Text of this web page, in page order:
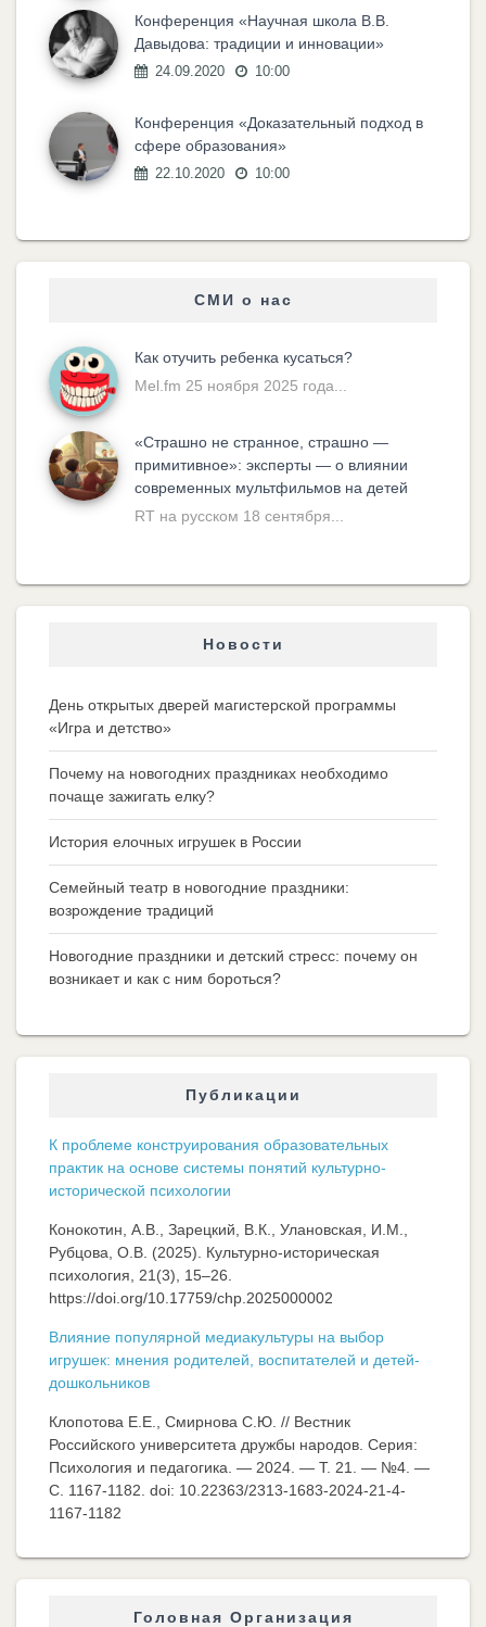
Конференция «Научная школа В.В.
Давыдова: традиции и инновации»
24.09.2020 10:00
Конференция «Доказательный подход в
сфере образования»
22.10.2020 10:00
СМИ о нас
Как отучить ребенка кусаться?
Mel.fm 25 ноября 2025 года...
«Cтрашно не странное, страшно —
примитивное»: эксперты — о влиянии
современных мультфильмов на детей
RT на русском 18 сентября...
Новости
День открытых дверей магистерской программы
«Игра и детство»
Почему на новогодних праздниках необходимо
почаще зажигать елку?
История елочных игрушек в России
Семейный театр в новогодние праздники:
возрождение традиций
Новогодние праздники и детский стресс: почему он
возникает и как с ним бороться?
Публикации
К проблеме конструирования образовательных
практик на основе системы понятий культурно-
исторической психологии
Конокотин, А.В., Зарецкий, В.К., Улановская, И.М.,
Рубцова, О.В. (2025). Культурно-историческая
психология, 21(3), 15–26.
https://doi.org/10.17759/chp.2025000002
Влияние популярной медиакультуры на выбор
игрушек: мнения родителей, воспитателей и детей-
дошкольников
Клопотова Е.Е., Смирнова С.Ю. // Вестник
Российского университета дружбы народов. Серия:
Психология и педагогика. — 2024. — Т. 21. — №4. —
C. 1167-1182. doi: 10.22363/2313-1683-2024-21-4-
1167-1182
Головная Организация